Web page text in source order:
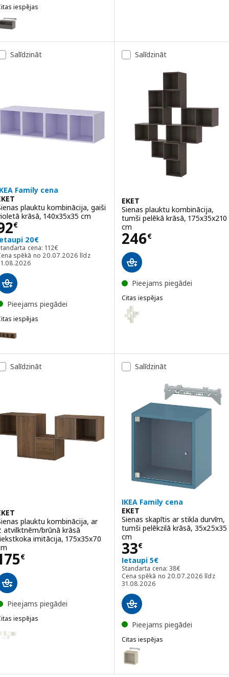
iespējas
EKET, Sienas mult. plaukts ar sliedi, tumši pelēkā krāsā,
Salīdzināt
Family cena
plauktu kombinācija, gaiši
krāsā, 140x35x35 cm
€ 92€
20€
cena: 112€
Standarta cena: 112€
spēkā no 20.07.2026 līdz
Pieejams piegādei
iespējas
EKET, Sienas plauktu kombinācija, brūnā krāsā riekstkoka
EKET, Sienas plauktu kombinācija, smilškrāsā, 140x35x35 cm
Salīdzināt
EKET
Sienas plauktu kombinācija,
tumši pelēkā krāsā, 175x35x210
cm
246€
Cena 246€
Pieejams piegādei
Citas iespējas
EKET
Variants: EKET, Sienas
Salīdzināt
plauktu kombinācija, ar
atvilktnēm/brūnā krāsā
imitācija, 175x35x70
€ 175€
Pieejams piegādei
iespējas
EKET, Sienas plauktu kombinācija, baltā krāsā, 175x35x70
EKET, Sienas plauktu kombinācija, tumši pelēkā krāsā/
Salīdzināt
IKEA Family cena
EKET
Sienas skapītis ar stikla durvīm,
tumši pelēkzilā krāsā, 35x25x35
cm
33€
Cena 33€
Ietaupi 5€
Standarta cena: 38€
Standarta cena: 38€
Cena spēkā no 20.07.2026 līdz
31.08.2026
Pieejams piegādei
Citas iespējas
EKET
Variants: EKET, Sienas